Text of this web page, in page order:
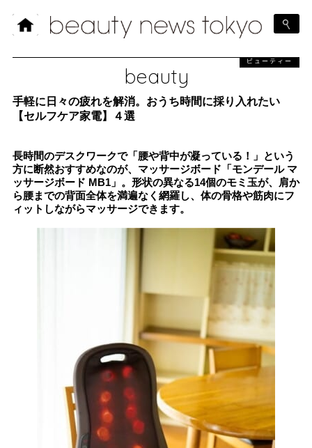
beauty
ビューティー
手軽に日々の疲れを解消。おうち時間に採り入れたい
【セルフケア家電】４選
長時間のデスクワークで「腰や背中が凝っている！」という
方に断然おすすめなのが、マッサージボード「モンデール マ
ッサージボード MB1」。形状の異なる14個のモミ玉が、肩か
ら腰までの背面全体を満遍なく網羅し、体の骨格や筋肉にフ
ィットしながらマッサージできます。